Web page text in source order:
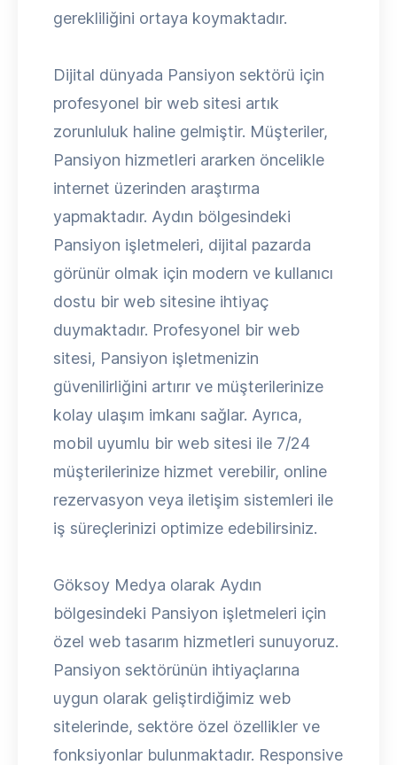
gerekliliğini ortaya koymaktadır.
Dijital dünyada Pansiyon sektörü için
profesyonel bir web sitesi artık
zorunluluk haline gelmiştir. Müşteriler,
Pansiyon hizmetleri ararken öncelikle
internet üzerinden araştırma
yapmaktadır. Aydın bölgesindeki
Pansiyon işletmeleri, dijital pazarda
görünür olmak için modern ve kullanıcı
dostu bir web sitesine ihtiyaç
duymaktadır. Profesyonel bir web
sitesi, Pansiyon işletmenizin
güvenilirliğini artırır ve müşterilerinize
kolay ulaşım imkanı sağlar. Ayrıca,
mobil uyumlu bir web sitesi ile 7/24
müşterilerinize hizmet verebilir, online
rezervasyon veya iletişim sistemleri ile
iş süreçlerinizi optimize edebilirsiniz.
Göksoy Medya olarak Aydın
bölgesindeki Pansiyon işletmeleri için
özel web tasarım hizmetleri sunuyoruz.
Pansiyon sektörünün ihtiyaçlarına
uygun olarak geliştirdiğimiz web
sitelerinde, sektöre özel özellikler ve
fonksiyonlar bulunmaktadır. Responsive